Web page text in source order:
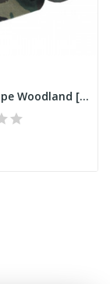
Fabric Tape Woodland [MFH]